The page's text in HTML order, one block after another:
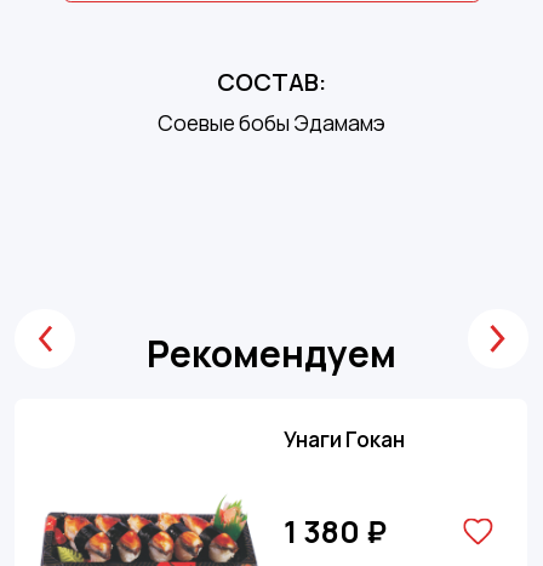
СОСТАВ:
Соевые бобы Эдамамэ
Рекомендуем
Унаги Гокан
1 380 ₽